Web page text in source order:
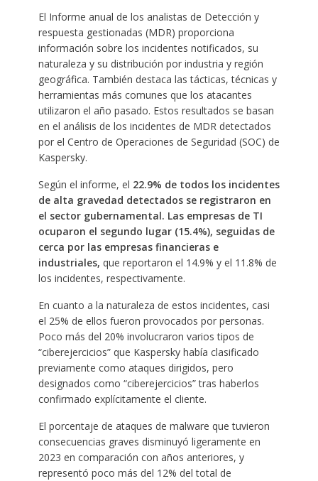
El Informe anual de los analistas de Detección y
respuesta gestionadas (MDR) proporciona
información sobre los incidentes notificados, su
naturaleza y su distribución por industria y región
geográfica. También destaca las tácticas, técnicas y
herramientas más comunes que los atacantes
utilizaron el año pasado. Estos resultados se basan
en el análisis de los incidentes de MDR detectados
por el Centro de Operaciones de Seguridad (SOC) de
Kaspersky.
Según el informe, el 22.9% de todos los incidentes
de alta gravedad detectados se registraron en
el sector gubernamental. Las empresas de TI
ocuparon el segundo lugar (15.4%), seguidas de
cerca por las empresas financieras e
industriales, que reportaron el 14.9% y el 11.8% de
los incidentes, respectivamente.
En cuanto a la naturaleza de estos incidentes, casi
el 25% de ellos fueron provocados por personas.
Poco más del 20% involucraron varios tipos de
“ciberejercicios” que Kaspersky había clasificado
previamente como ataques dirigidos, pero
designados como “ciberejercicios” tras haberlos
confirmado explícitamente el cliente.
El porcentaje de ataques de malware que tuvieron
consecuencias graves disminuyó ligeramente en
2023 en comparación con años anteriores, y
representó poco más del 12% del total de